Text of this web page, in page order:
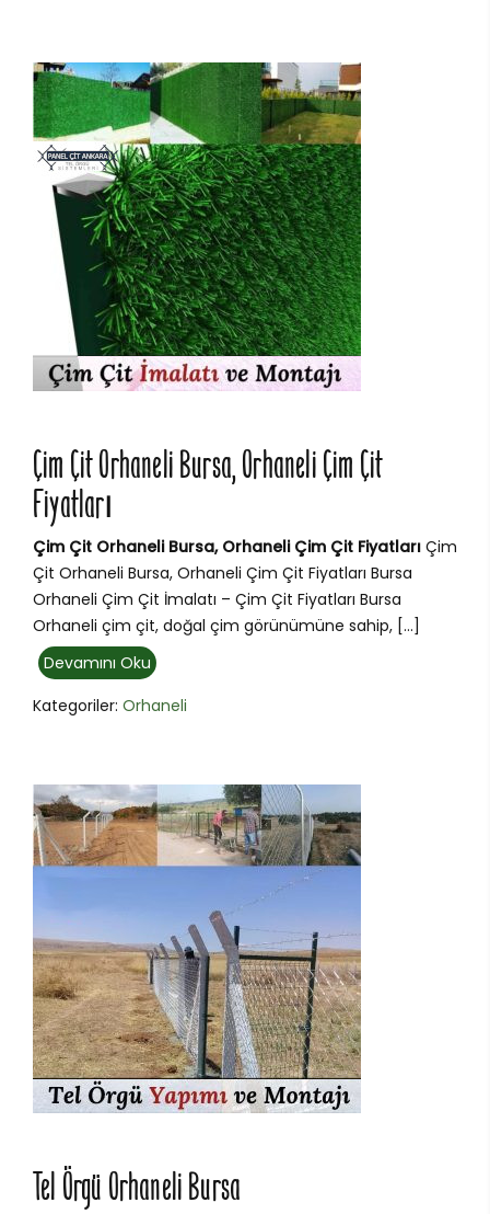
Çim Çit Orhaneli Bursa, Orhaneli Çim Çit
Fiyatları
Çim Çit Orhaneli Bursa, Orhaneli Çim Çit Fiyatları Çim
Çit Orhaneli Bursa, Orhaneli Çim Çit Fiyatları Bursa
Orhaneli Çim Çit İmalatı – Çim Çit Fiyatları Bursa
Orhaneli çim çit, doğal çim görünümüne sahip, […]
Devamını Oku
Kategoriler: Orhaneli
Tel Örgü Orhaneli Bursa